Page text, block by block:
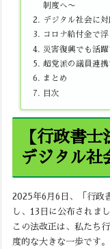
制度へ〜
デジタル社会に
コロナ給付金で
災害復興でも活
超党派の議員連
まとめ
目次
【行政書
デジタル社
2025年6月6日、「行政
し、13日に公布されまし
この法改正は、私たち
度的な大きな一歩です。